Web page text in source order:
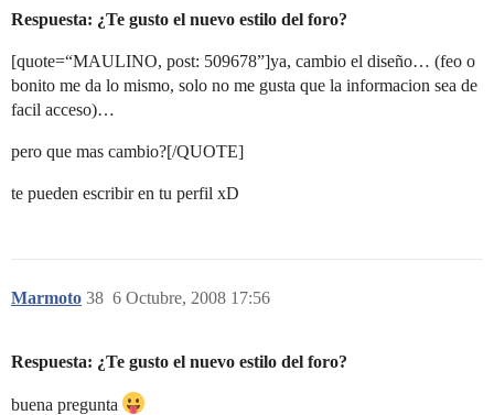
Respuesta: ¿Te gusto el nuevo estilo del foro?
[quote=“MAULINO, post: 509678”]ya, cambio el diseño… (feo o
bonito me da lo mismo, solo no me gusta que la informacion sea de
facil acceso)…
pero que mas cambio?[/QUOTE]
te pueden escribir en tu perfil xD
Marmoto 6 Octubre, 2008 17:56
38
Respuesta: ¿Te gusto el nuevo estilo del foro?
buena pregunta